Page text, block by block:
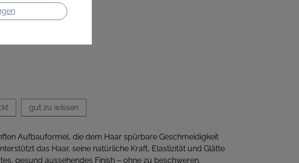
MwSt.
gut zu wissen
Aufbauformel, die dem Haar spürbare Geschmeidigkeit
das Haar, seine natürliche Kraft, Elastizität und Glätte
gesund aussehendes Finish – ohne zu beschweren.